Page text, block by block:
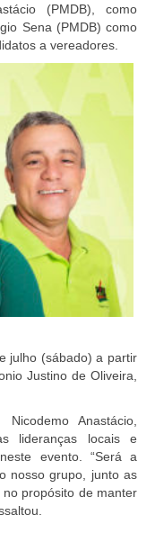
(PMDB), como
Sena (PMDB) como
a vereadores.
julho (sábado) a partir
Justino de Oliveira,
Anastácio,
lideranças locais e
evento. “Será a
nosso grupo, junto as
propósito de manter